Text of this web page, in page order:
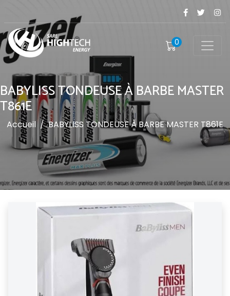
0
BABYLISS TONDEUSE À BARBE MASTER
T861E
Accueil / BABYLISS TONDEUSE À BARBE MASTER T861E